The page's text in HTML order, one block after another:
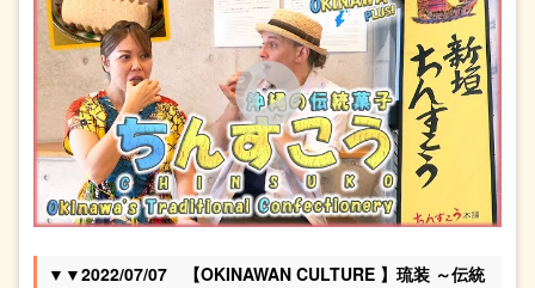
▼▼2022/07/07 【OKINAWAN CULTURE 】琉装 ～伝統